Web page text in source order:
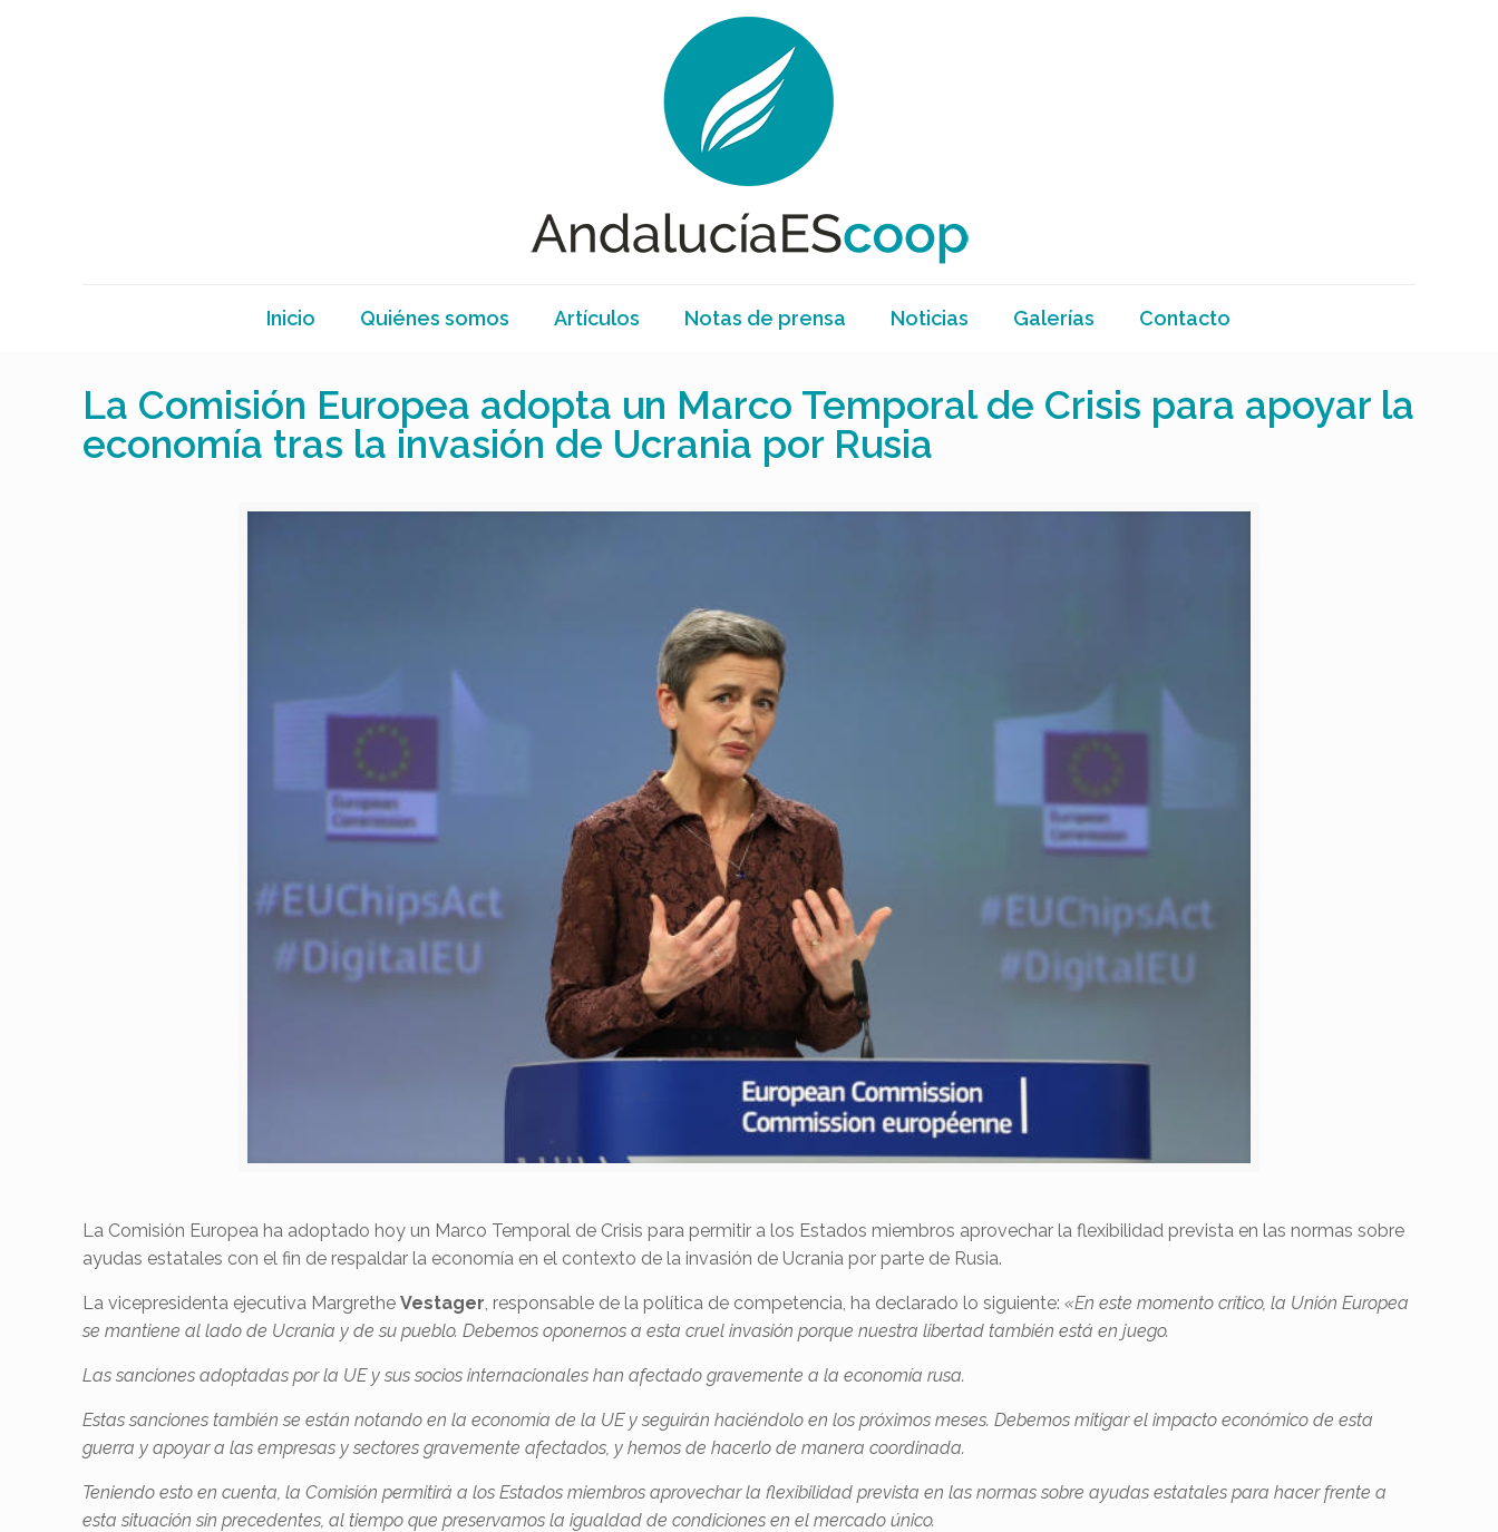
Inicio Quiénes somos Artículos Notas de prensa Noticias Galerías Contacto
La Comisión Europea adopta un Marco Temporal de Crisis para apoyar la
economía tras la invasión de Ucrania por Rusia
La Comisión Europea ha adoptado hoy un Marco Temporal de Crisis para permitir a los Estados miembros aprovechar la flexibilidad prevista en las normas sobre
ayudas estatales con el fin de respaldar la economía en el contexto de la invasión de Ucrania por parte de Rusia.
La vicepresidenta ejecutiva MargretheVestager, responsable de la política de competencia, ha declarado lo siguiente:«En este momento crítico, la Unión Europea
se mantiene al lado de Ucrania y de su pueblo. Debemos oponernos a esta cruel invasión porque nuestra libertad también está en juego.
Las sanciones adoptadas por la UE y sus socios internacionales han afectado gravemente a la economía rusa.
Estas sanciones también se están notando en la economía de la UE y seguirán haciéndolo en los próximos meses. Debemos mitigar el impacto económico de esta
guerra y apoyar a las empresas y sectores gravemente afectados, y hemos de hacerlo de manera coordinada.
Teniendo esto en cuenta, la Comisión permitirá a los Estados miembros aprovechar la flexibilidad prevista en las normas sobre ayudas estatales para hacer frente a
esta situación sin precedentes, al tiempo que preservamos la igualdad de condiciones en el mercado único.